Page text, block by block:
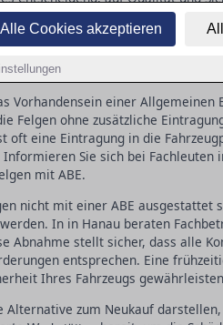
Alle Cookies akzeptieren
Stahl sind oft langlebiger und
achten, die die Einhaltung von
die eine kompetente
Vorhandensein einer Allgemeinen
Felgen ohne zusätzliche
oft eine Eintragung in die
Sie sich bei Fachleuten
mit ABE.
nicht mit einer ABE ausgestattet
In in Hanau beraten
Abnahme stellt sicher, dass alle
entsprechen. Eine
Ihres Fahrzeugs
zum Neukauf